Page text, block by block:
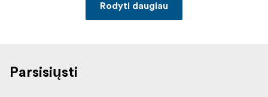
Rodyti daugiau
Parsisiųsti